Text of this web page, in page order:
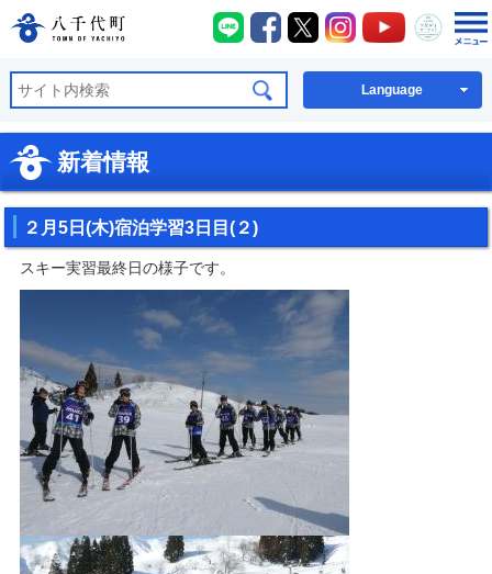
八千代町公式ホームページ
八千代町LINE
八千代町Facebook
八千代町X八千代町Instagram
八千代町
八千
Language
新着情報
２月5日(木)宿泊学習3日目(２)
スキー実習最終日の様子です。